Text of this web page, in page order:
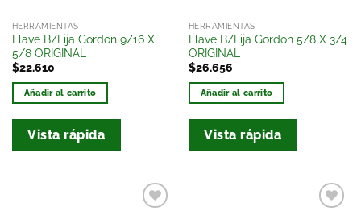
HERRAMIENTAS
Llave B/Fija Gordon 9/16 X
5/8 ORIGINAL
$22.610
Añadir al carrito
Vista rápida
HERRAMIENTAS
Llave B/Fija Gordon 5/8 X 3/4
ORIGINAL
$26.656
Añadir al carrito
Vista rápida